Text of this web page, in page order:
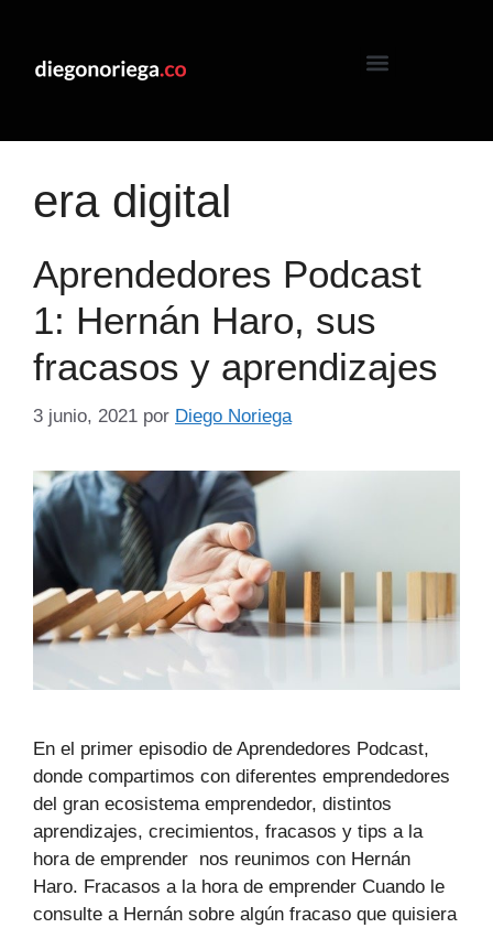
era digital
Aprendedores Podcast
1: Hernán Haro, sus
fracasos y aprendizajes
3 junio, 2021 por Diego Noriega
En el primer episodio de Aprendedores Podcast,
donde compartimos con diferentes emprendedores
del gran ecosistema emprendedor, distintos
aprendizajes, crecimientos, fracasos y tips a la
hora de emprender nos reunimos con Hernán
Haro. Fracasos a la hora de emprender Cuando le
consulte a Hernán sobre algún fracaso que quisiera